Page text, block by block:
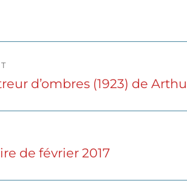
d’ombres (1923) de
de février 2017